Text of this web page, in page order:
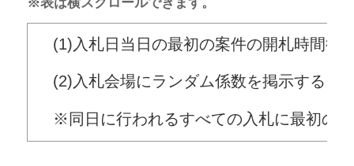
(1)入札日当日の最初の案件の開札時間後
(2)入札会場にランダム係数を掲示する
※同日に行われるすべての入札に最初の案